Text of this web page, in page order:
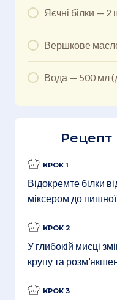
Яєчні білки — 2
Вершкове
Вода — 500 мл
Рецепт
КРОК 1
Відокремте білки
міксером до пишної
КРОК 2
У глибокій мисці
крупу та
КРОК 3